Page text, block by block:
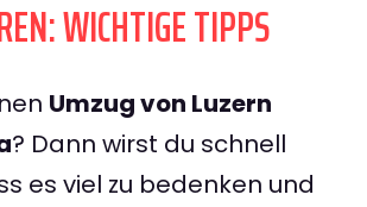
WICHTIGE TIPPS
Umzug von Luzern
? Dann wirst du schnell
es viel zu bedenken und